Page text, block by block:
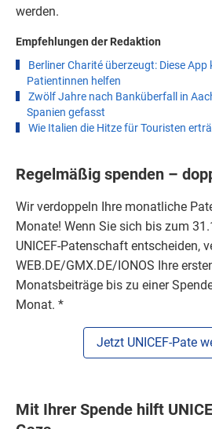
werden.
Empfehlungen der Redaktion
Berliner Charité überzeugt: Diese
Patientinnen helfen
Zwölf Jahre nach Banküberfall in
Spanien gefasst
Wie Italien die Hitze für Touristen
Regelmäßig spenden –
Wir verdoppeln Ihre monatliche
Monate! Wenn Sie sich bis zum
UNICEF-Patenschaft entscheiden,
WEB.DE/GMX.DE/IONOS Ihre
Monatsbeiträge bis zu einer
Monat. *
Jetzt UNICEF-Pate
Mit Ihrer Spende hilft